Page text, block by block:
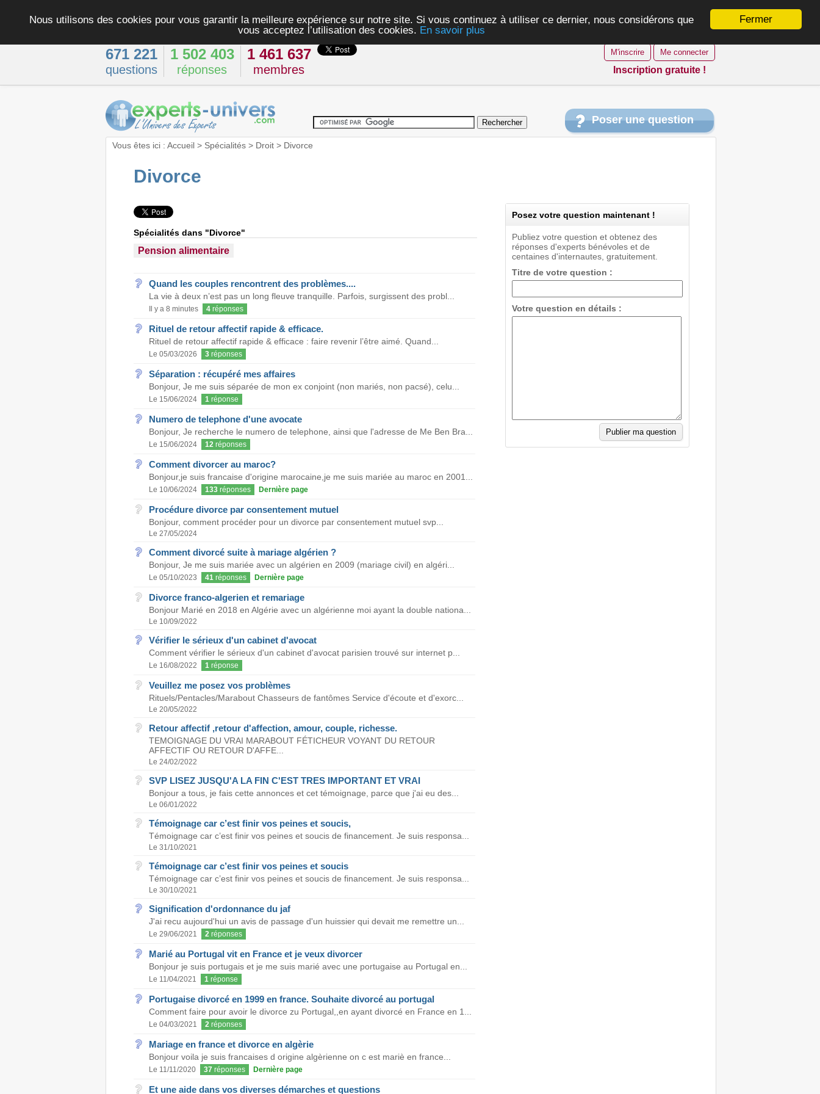
Fermer
Nous utilisons des cookies pour vous garantir la meilleure expérience sur notre site. Si vous continuez à utiliser ce dernier, nous considérons que
vous acceptez l’utilisation des cookies. En savoir plus
671 221
questions
1 502 403
réponses
1 461 637
membres
M'inscrire Me connecter
Inscription gratuite !
Poser une question
Vous êtes ici : Accueil> Spécialités> Droit> Divorce
Divorce
Spécialités dans "Divorce"
Pension alimentaire
Quand les couples rencontrent des problèmes....
La vie à deux n’est pas un long fleuve tranquille. Parfois, surgissent des probl...
Il y a 8 minutes 4réponses
Rituel de retour affectif rapide & efficace.
Rituel de retour affectif rapide & efficace : faire revenir l’être aimé. Quand...
Le 05/03/2026 3réponses
Séparation : récupéré mes affaires
Bonjour, Je me suis séparée de mon ex conjoint (non mariés, non pacsé), celu...
Le 15/06/2024 1réponse
Numero de telephone d'une avocate
Bonjour, Je recherche le numero de telephone, ainsi que l'adresse de Me Ben Bra...
Le 15/06/2024 12réponses
Comment divorcer au maroc?
Bonjour,je suis francaise d'origine marocaine,je me suis mariée au maroc en 2001...
Le 10/06/2024 133réponses Dernière page
Procédure divorce par consentement mutuel
Bonjour, comment procéder pour un divorce par consentement mutuel svp...
Le 27/05/2024
Comment divorcé suite à mariage algérien ?
Bonjour, Je me suis mariée avec un algérien en 2009 (mariage civil) en algéri...
Le 05/10/2023 41réponses Dernière page
Divorce franco-algerien et remariage
Bonjour Marié en 2018 en Algérie avec un algérienne moi ayant la double nationa...
Le 10/09/2022
Vérifier le sérieux d'un cabinet d'avocat
Comment vérifier le sérieux d'un cabinet d'avocat parisien trouvé sur internet p...
Le 16/08/2022 1réponse
Veuillez me posez vos problèmes
Rituels/Pentacles/Marabout Chasseurs de fantômes Service d'écoute et d'exorc...
Le 20/05/2022
Retour affectif ,retour d'affection, amour, couple, richesse.
TEMOIGNAGE DU VRAI MARABOUT FÉTICHEUR VOYANT DU RETOUR
AFFECTIF OU RETOUR D'AFFE...
Le 24/02/2022
SVP LISEZ JUSQU'A LA FIN C'EST TRES IMPORTANT ET VRAI
Bonjour a tous, je fais cette annonces et cet témoignage, parce que j'ai eu des...
Le 06/01/2022
Témoignage car c’est finir vos peines et soucis,
Témoignage car c’est finir vos peines et soucis de financement. Je suis responsa...
Le 31/10/2021
Témoignage car c’est finir vos peines et soucis
Témoignage car c’est finir vos peines et soucis de financement. Je suis responsa...
Le 30/10/2021
Signification d'ordonnance du jaf
J'ai recu aujourd'hui un avis de passage d'un huissier qui devait me remettre un...
Le 29/06/2021 2réponses
Marié au Portugal vit en France et je veux divorcer
Bonjour je suis portugais et je me suis marié avec une portugaise au Portugal en...
Le 11/04/2021 1réponse
Portugaise divorcé en 1999 en france. Souhaite divorcé au portugal
Comment faire pour avoir le divorce zu Portugal,,en ayant divorcé en France en 1...
Le 04/03/2021 2réponses
Mariage en france et divorce en algèrie
Bonjour voila je suis francaises d origine algèrienne on c est mariè en france...
Le 11/11/2020 37 réponses Dernière page
Et une aide dans vos diverses démarches et questions
Posez votre question maintenant !
Publiez votre question et obtenez des
réponses d'experts bénévoles et de
centaines d'internautes, gratuitement.
Titre de votre question :
Votre question en détails :